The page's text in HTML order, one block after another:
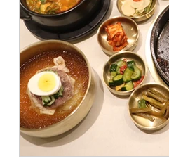
강남보스턴